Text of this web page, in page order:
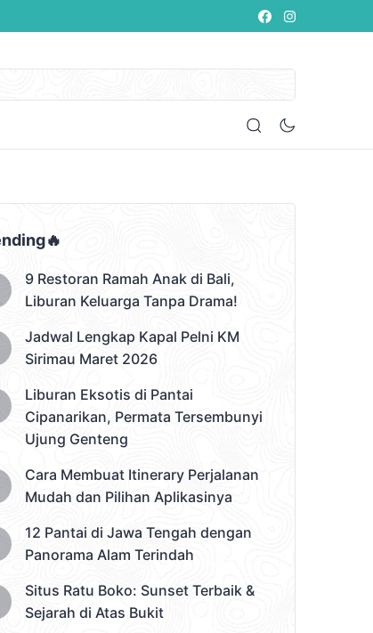
9 Restoran Ramah Anak di Bali,
Liburan Keluarga Tanpa Drama!
Jadwal Lengkap Kapal Pelni KM
Sirimau Maret 2026
Liburan Eksotis di Pantai
Cipanarikan, Permata Tersembunyi
Ujung Genteng
Cara Membuat Itinerary Perjalanan
Mudah dan Pilihan Aplikasinya
12 Pantai di Jawa Tengah dengan
Panorama Alam Terindah
Situs Ratu Boko: Sunset Terbaik &
Sejarah di Atas Bukit